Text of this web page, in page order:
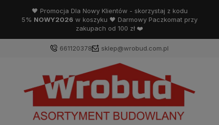
🖤 Promocja Dla Nowy Klientów - skorzystaj z kodu
5% NOWY2026 w koszyku 🖤 Darmowy Paczkomat przy
zakupach od 100 zł ❤️
661120378 sklep@wrobud.com.pl